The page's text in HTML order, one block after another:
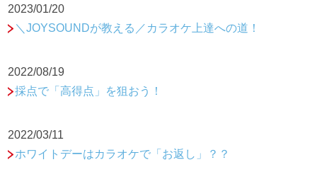
2023/01/20
＼JOYSOUNDが教える／カラオケ上達への道！
2022/08/19
採点で「高得点」を狙おう！
2022/03/11
ホワイトデーはカラオケで「お返し」？？